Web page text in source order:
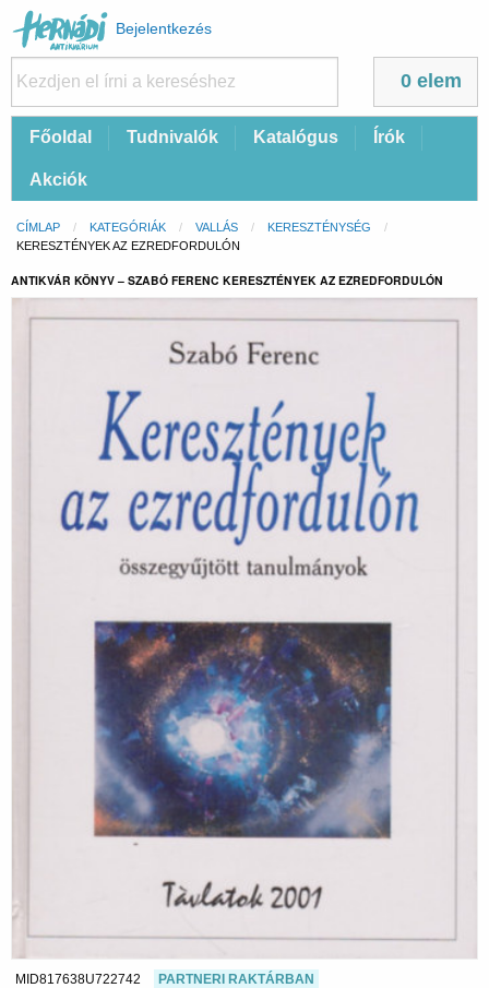
Felhasználói
fiók
menüje
Bejelentkezés
0 elem
FőFőoldal Tudnivalók Katalógus Írók
Akciók
Morzsa
CÍMLAP KATEGÓRIÁK VALLÁS
KERESZTÉNYSÉG
CURRENT:
KERESZTÉNYEK AZ EZREDFORDULÓN
ANTIKVÁR KÖNYV – SZABÓ FERENC KERESZTÉNYEK AZ EZREDFORDULÓN
MID817638U722742 PARTNERI RAKTÁRBAN